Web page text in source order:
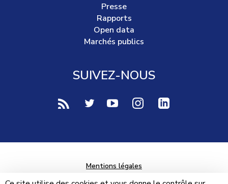
Presse
Rapports
Open data
Marchés publics
SUIVEZ-NOUS
voir notre page rss (Nouvelle fenêtre)
voir notre page twitter (Nouvelle
voir notre page youtube-play
voir notre page
Mentions légales
Données personnelles